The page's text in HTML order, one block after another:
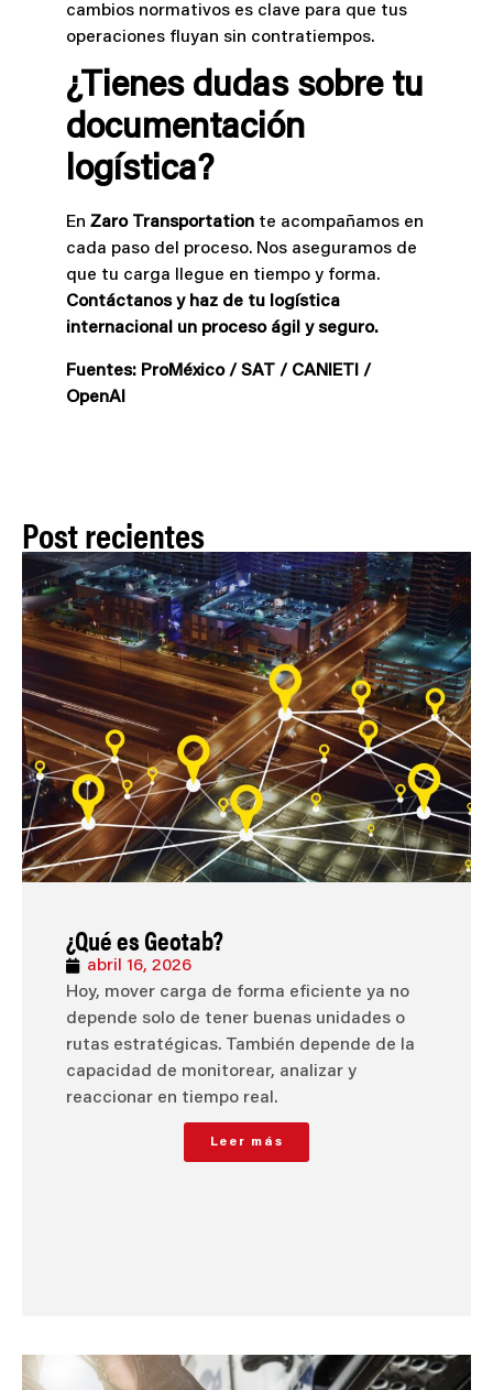
cambios normativos es clave para que tus
operaciones fluyan sin contratiempos.
¿Tienes dudas sobre tu
documentación
logística?
En Zaro Transportation te acompañamos en
cada paso del proceso. Nos aseguramos de
que tu carga llegue en tiempo y forma.
Contáctanos y haz de tu logística
internacional un proceso ágil y seguro.
Fuentes: ProMéxico / SAT / CANIETI /
OpenAI
Post recientes
¿Qué es Geotab?
abril 16, 2026
Hoy, mover carga de forma eficiente ya no
depende solo de tener buenas unidades o
rutas estratégicas. También depende de la
capacidad de monitorear, analizar y
reaccionar en tiempo real.
Leer más